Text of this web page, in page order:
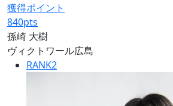
獲得ポイント
840pts
孫崎 大樹
ヴィクトワール広島
RANK2